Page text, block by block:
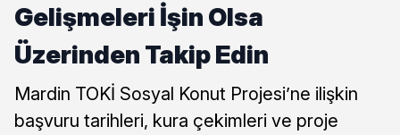
Gelişmeleri İşin Olsa
Üzerinden Takip Edin
Mardin TOKİ Sosyal Konut Projesi’ne ilişkin
başvuru tarihleri, kura çekimleri ve proje